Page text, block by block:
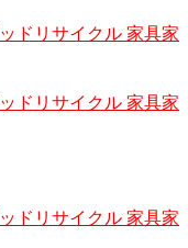
ドリサイクル 家具家
ドリサイクル 家具家
ドリサイクル 家具家